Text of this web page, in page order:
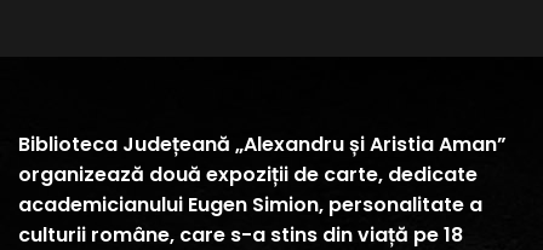
Biblioteca Județeană „Alexandru și Aristia Aman”
organizează două expoziții de carte, dedicate
academicianului Eugen Simion, personalitate a
culturii române, care s-a stins din viață pe 18